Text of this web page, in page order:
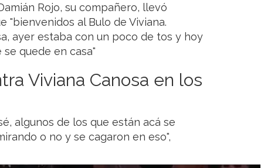
Rojo, su compañero, llevó
"bienvenidos al Bulo de Viviana.
ayer estaba con un poco de tos y hoy
quede en casa"
Viviana Canosa en los
algunos de los que están acá se
o no y se cagaron en eso",